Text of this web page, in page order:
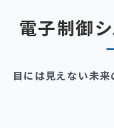
電子制御シ
目には見えない未来